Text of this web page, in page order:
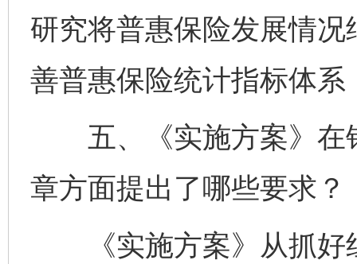
研究将普惠保险发展情
善普惠保险统计指标体
五、《实施方案》在
章方面提出了哪些要求？
《实施方案》从抓好